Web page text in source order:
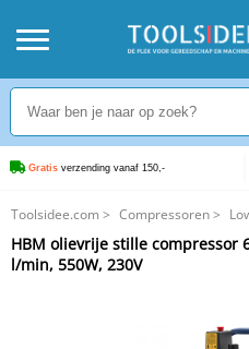
Gratis verzending vanaf 150,-
Toolsidee.com > Compressoren>
HBM olievrije stille compressor 6 liter,
230V
HBM olievrije stille compressor
l/min, 550W, 230V